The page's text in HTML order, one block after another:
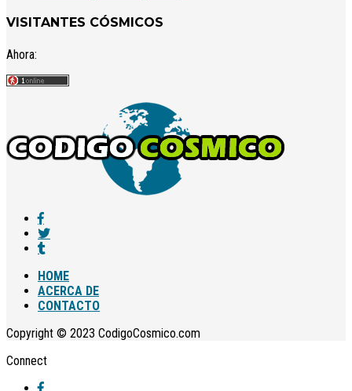
VISITANTES CÓSMICOS
Ahora:
HOME
ACERCA DE
CONTACTO
Copyright © 2023 CodigoCosmico.com
Connect